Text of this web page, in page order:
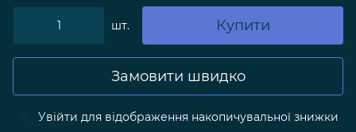
шт. Купити
Замовити швидко
Увійти для відображення накопичувальної знижки